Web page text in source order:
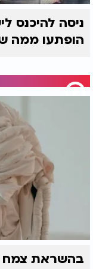
ניסה להיכנס
הופתעו ממה
בהשראת